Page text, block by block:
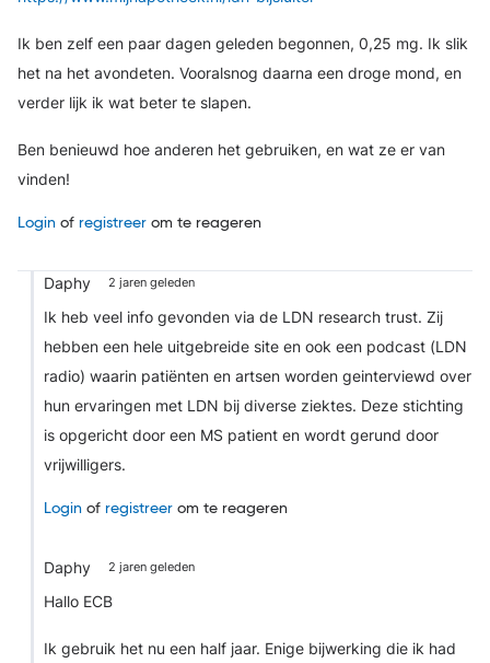
Ik ben zelf een paar dagen geleden begonnen, 0,25 mg. Ik slik
het na het avondeten. Vooralsnog daarna een droge mond, en
verder lijk ik wat beter te slapen.
Ben benieuwd hoe anderen het gebruiken, en wat ze er van
vinden!
Login of registreer om te reageren
Daphy 2 jaren geleden
Ik heb veel info gevonden via de LDN research trust. Zij
hebben een hele uitgebreide site en ook een podcast (LDN
radio) waarin patiënten en artsen worden geinterviewd over
hun ervaringen met LDN bij diverse ziektes. Deze stichting
is opgericht door een MS patient en wordt gerund door
vrijwilligers.
Login of registreer om te reageren
Daphy 2 jaren geleden
Hallo ECB
Ik gebruik het nu een half jaar. Enige bijwerking die ik had